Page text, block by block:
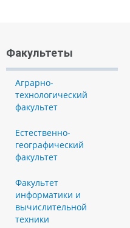
Факультеты
Аграрно-
технологический
факультет
Естественно-
географический
факультет
Факультет
информатики и
вычислительной
техники